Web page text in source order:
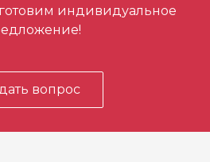
индивидуальное
вопрос